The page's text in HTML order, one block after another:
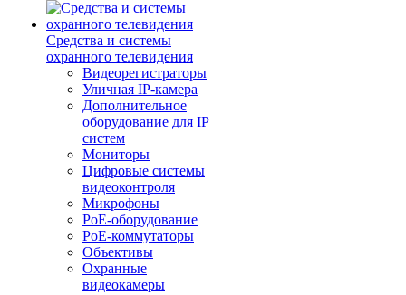
Средства и системы
охранного телевидения
Видеорегистраторы
Уличная IP-камера
Дополнительное
оборудование для IP
систем
Мониторы
Цифровые системы
видеоконтроля
Микрофоны
PoE-оборудование
PoE-коммутаторы
Объективы
Охранные
видеокамеры